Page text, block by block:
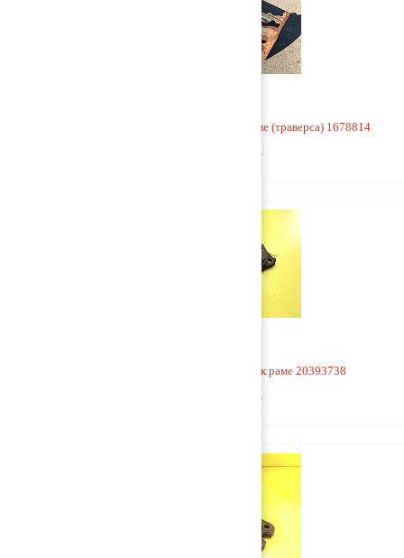
Кронштейн V-образной тяги к раме (траверса) 1678814
5 000 руб
Кронштейн V-образной тяги к раме 20393738
3 500 руб